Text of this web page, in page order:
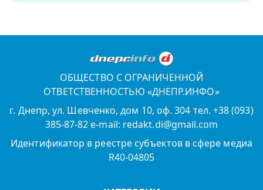
ОБЩЕСТВО С ОГРАНИЧЕННОЙ
ОТВЕТСТВЕННОСТЬЮ «ДНЕПР.ИНФО»
г. Днепр, ул. Шевченко, дом 10, оф. 304 тел. +38 (093)
385-87-82 e-mail: redakt.di@gmail.com
Идентификатор в реестре субъектов в сфере медиа
R40-04805